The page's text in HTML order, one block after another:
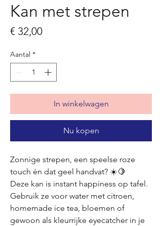
Kan met strepen
€ 32,00Prijs
Aantal *
In winkelwagen
Nu kopen
Zonnige strepen, een speelse roze
touch én dat geel handvat? ☀️🍋
Deze kan is instant happiness op tafel.
Gebruik ze voor water met citroen,
homemade ice tea, bloemen of
gewoon als kleurrijke eyecatcher in je